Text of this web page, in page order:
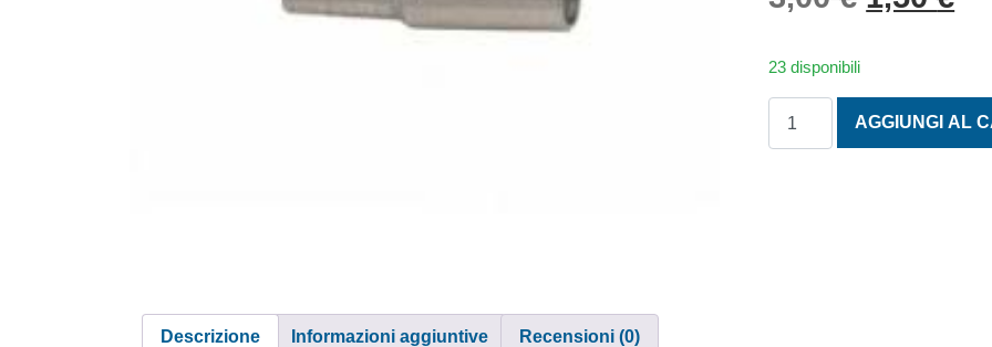
23 disponibili
AGGIUNGI AL
Descrizione Informazioni aggiuntive Recensioni (0)